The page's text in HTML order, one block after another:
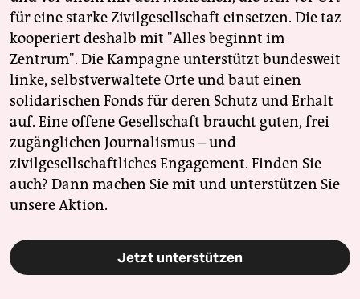
für eine starke Zivilgesellschaft einsetzen. Die taz
kooperiert deshalb mit "Alles beginnt im
Zentrum". Die Kampagne unterstützt bundesweit
linke, selbstverwaltete Orte und baut einen
solidarischen Fonds für deren Schutz und Erhalt
auf. Eine offene Gesellschaft braucht guten, frei
zugänglichen Journalismus – und
zivilgesellschaftliches Engagement. Finden Sie
auch? Dann machen Sie mit und unterstützen Sie
unsere Aktion.
Jetzt unterstützen